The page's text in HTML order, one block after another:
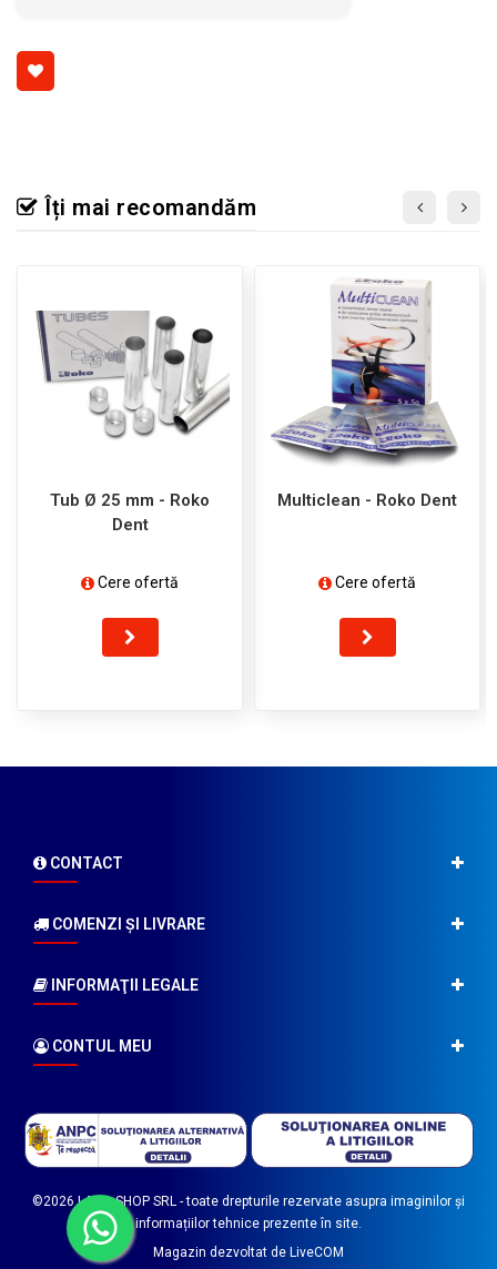
Îți mai recomandăm
Tub Ø 25 mm - Roko
Dent
Cere ofertă
Multiclean - Roko Dent
Cere ofertă
CONTACT
COMENZI ŞI LIVRARE
INFORMAŢII LEGALE
CONTUL MEU
©2026LABO SHOP SRL - toate drepturile rezervate asupra imaginilor și
informațiilor tehnice prezente în site.
Magazin dezvoltat de LiveCOM